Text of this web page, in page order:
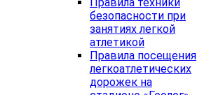
Правила техники
безопасности при
занятиях легкой
атлетикой
Правила посещения
легкоатлетических
дорожек на